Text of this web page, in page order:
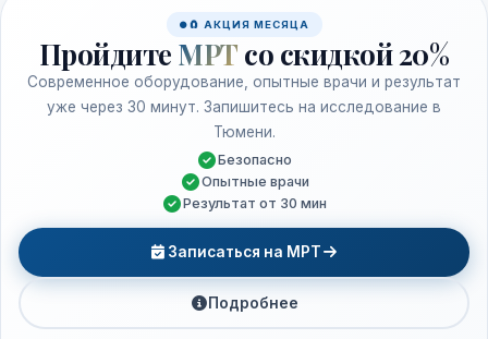
🧲 АКЦИЯ МЕСЯЦА
Пройдите МРТ со скидкой 20%
Современное оборудование, опытные врачи и результат
уже через 30 минут. Запишитесь на исследование в
Тюмени.
Безопасно
Опытные врачи
Результат от 30 мин
Записаться на МРТ
Подробнее